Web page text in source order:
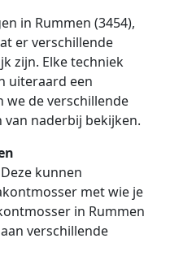
in Rummen (3454),
er verschillende
zijn. Elke techniek
uiteraard een
we de verschillende
naderbij bekijken.
kunnen
met wie je
in Rummen
verschillende